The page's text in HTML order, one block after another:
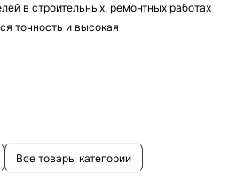
в строительных, ремонтных работах
точность и высокая
Все товары категории